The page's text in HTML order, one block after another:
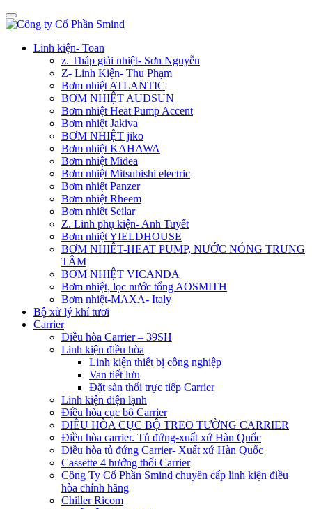
Linh kiện- Toan
z. Tháp giải nhiệt- Sơn Nguyễn
Z- Linh Kiện- Thu Phạm
Bơm nhiệt ATLANTIC
BƠM NHIỆT AUDSUN
Bơm nhiệt Heat Pump Accent
Bơm nhiệt Jakiva
BƠM NHIỆT jiko
Bơm nhiệt KAHAWA
Bơm nhiệt Midea
Bơm nhiệt Mitsubishi electric
Bơm nhiệt Panzer
Bơm nhiệt Rheem
Bơm nhiêt Seilar
Z. Linh phụ kiện- Anh Tuyết
Bơm nhiệt YIELDHOUSE
BƠM NHIÊT-HEAT PUMP, NƯỚC NÓNG TRUNG
TÂM
BƠM NHIỆT VICANDA
Bơm nhiệt, lọc nước tổng AOSMITH
Bơm nhiệt-MAXA- Italy
Bộ xử lý khí tươi
Carrier
Điều hòa Carrier – 39SH
Linh kiện điều hòa
Linh kiện thiết bị công nghiệp
Van tiết lưu
Đặt sàn thổi trực tiếp Carrier
Linh kiện điện lạnh
Điều hòa cục bộ Carrier
ĐIỀU HÒA CỤC BỘ TREO TƯỜNG CARRIER
Điều hòa carrier. Tủ đứng-xuất xứ Hàn Quốc
Điều hòa tủ đứng Carrier- Xuất xứ Hàn Quốc
Cassette 4 hướng thổi Carrier
Công Ty Cổ Phần Smind chuyên cấp linh kiện điều
hòa chính hãng
Chiller Ricom